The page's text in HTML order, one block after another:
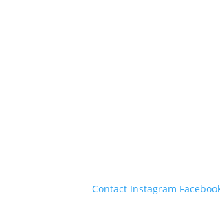
Contact Instagram